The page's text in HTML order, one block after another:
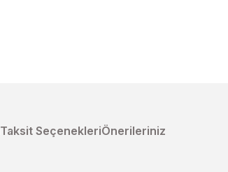
Taksit SeçenekleriÖnerileriniz